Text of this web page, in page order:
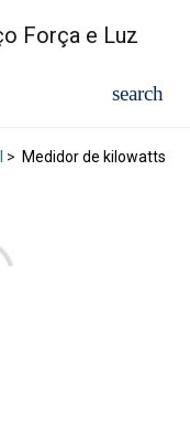
> Medidor de kilowatts